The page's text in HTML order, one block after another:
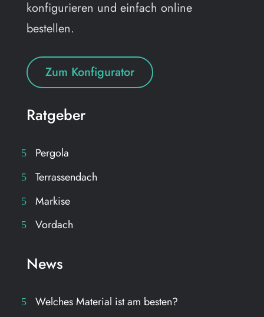
konfigurieren und einfach online
bestellen.
Zum Konfigurator
Ratgeber
Pergola
Terrassendach
Markise
Vordach
News
Welches Material ist am besten?